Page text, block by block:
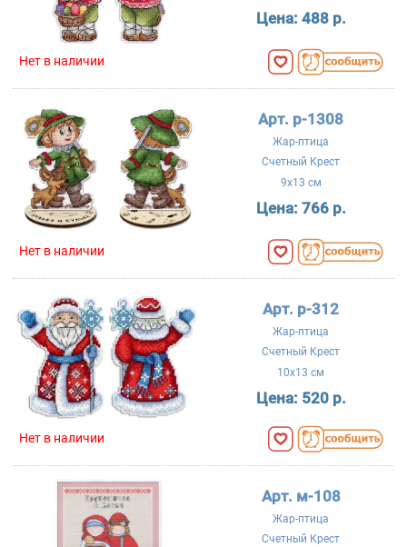
Цена: 488 р.
Нет в наличии
Арт. р-1308
Жар-птица
Счетный Крест
9x13 см
Цена: 766 р.
Нет в наличии
Арт. р-312
Жар-птица
Счетный Крест
10x13 см
Цена: 520 р.
Нет в наличии
Арт. м-108
Жар-птица
Счетный Крест